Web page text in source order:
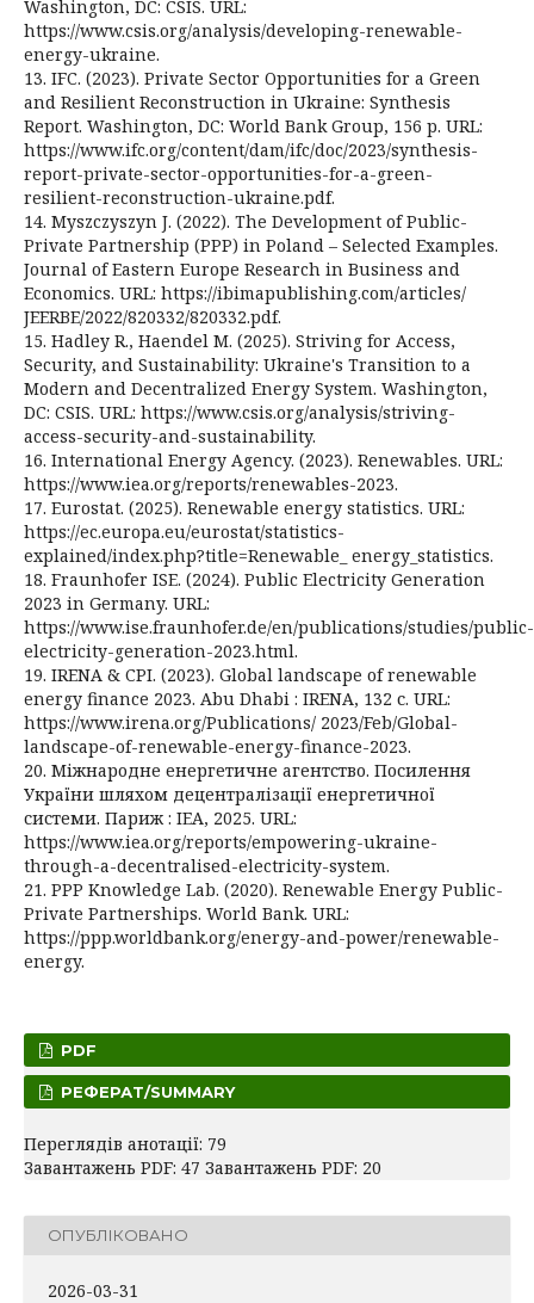
Washington, DC: CSIS. URL:
https://www.csis.org/analysis/developing-renewable-
energy-ukraine.
13. IFC. (2023). Private Sector Opportunities for a Green
and Resilient Reconstruction in Ukraine: Synthesis
Report. Washington, DC: World Bank Group, 156 p. URL:
https://www.ifc.org/content/dam/ifc/doc/2023/synthesis-
report-private-sector-opportunities-for-a-green-
resilient-reconstruction-ukraine.pdf.
14. Myszczyszyn J. (2022). The Development of Public-
Private Partnership (PPP) in Poland – Selected Examples.
Journal of Eastern Europe Research in Business and
Economics. URL: https://ibimapublishing.com/articles/
JEERBE/2022/820332/820332.pdf.
15. Hadley R., Haendel M. (2025). Striving for Access,
Security, and Sustainability: Ukraine's Transition to a
Modern and Decentralized Energy System. Washington,
DC: CSIS. URL: https://www.csis.org/analysis/striving-
access-security-and-sustainability.
16. International Energy Agency. (2023). Renewables. URL:
https://www.iea.org/reports/renewables-2023.
17. Eurostat. (2025). Renewable energy statistics. URL:
https://ec.europa.eu/eurostat/statistics-
explained/index.php?title=Renewable_ energy_statistics.
18. Fraunhofer ISE. (2024). Public Electricity Generation
2023 in Germany. URL:
https://www.ise.fraunhofer.de/en/publications/studies/public-
electricity-generation-2023.html.
19. IRENA & CPI. (2023). Global landscape of renewable
energy finance 2023. Abu Dhabi : IRENA, 132 с. URL:
https://www.irena.org/Publications/ 2023/Feb/Global-
landscape-of-renewable-energy-finance-2023.
20. Міжнародне енергетичне агентство. Посилення
України шляхом децентралізації енергетичної
системи. Париж : IEA, 2025. URL:
https://www.iea.org/reports/empowering-ukraine-
through-a-decentralised-electricity-system.
21. PPP Knowledge Lab. (2020). Renewable Energy Public-
Private Partnerships. World Bank. URL:
https://ppp.worldbank.org/energy-and-power/renewable-
energy.
PDF
РЕФЕРАТ/SUMMARY
Переглядів анотації: 79
Завантажень PDF: 47 Завантажень PDF: 20
ОПУБЛІКОВАНО
2026-03-31